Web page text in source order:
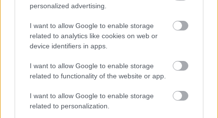
personalized advertising.
I want to allow Google to enable storage
related to analytics like cookies on web or
device identifiers in apps.
I want to allow Google to enable storage
related to functionality of the website or app.
I want to allow Google to enable storage
related to personalization.